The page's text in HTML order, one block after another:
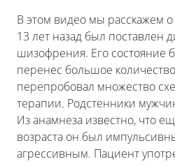
В этом видео мы расскажем
13 лет назад был поставлен
шизофрения. Его состояние
перенес большое
перепробовал множество
терапии. Родстенники
Из анамнеза известно, что
возраста он был
агрессивным. Пациент